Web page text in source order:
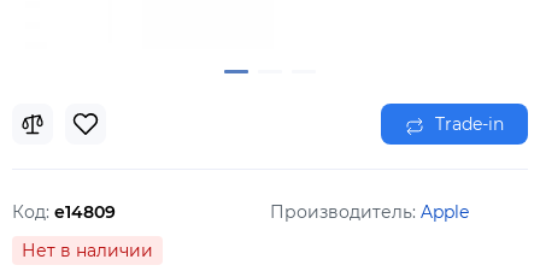
Trade-in
Код: e14809 Производитель: Apple
Нет в наличии